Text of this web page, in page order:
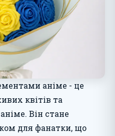
аніме - це
квітів та
Він стане
для фанатки, що